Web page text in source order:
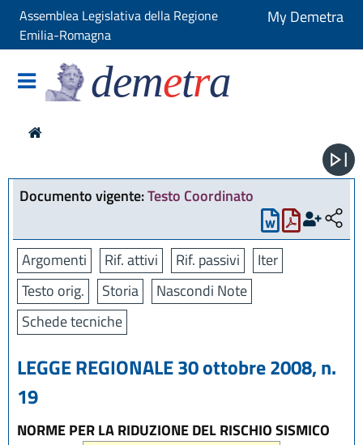
Assemblea Legislativa della Regione
Emilia-Romagna
My Demetra
demetra
Documento vigente:Testo Coordinato
Argomenti Rif. attivi Rif. passivi
Iter
Testo orig.
Storia
Nascondi Note
Schede tecniche
LEGGE REGIONALE 30 ottobre 2008, n.
19
NORME PER LA RIDUZIONE DEL RISCHIO SISMICO